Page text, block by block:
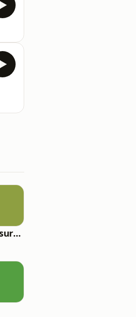
Camille Combal sur NRJ